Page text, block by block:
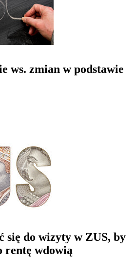
ws. zmian w podstawie
się do wizyty w ZUS, by
rentę wdowią